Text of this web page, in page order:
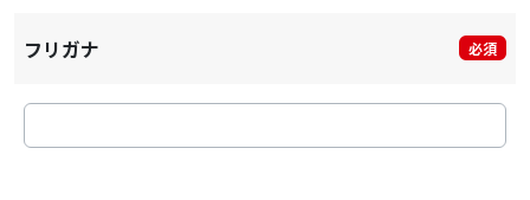
フリガナ 必須